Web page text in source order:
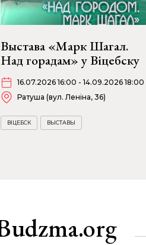
Выстава «Марк Шагал.
Над горадам» у Віцебску
16.07.2026 16:00 - 14.09.2026 18:00
Ратуша (вул. Леніна, 36)
ВІЦЕБСК ВЫСТАВЫ